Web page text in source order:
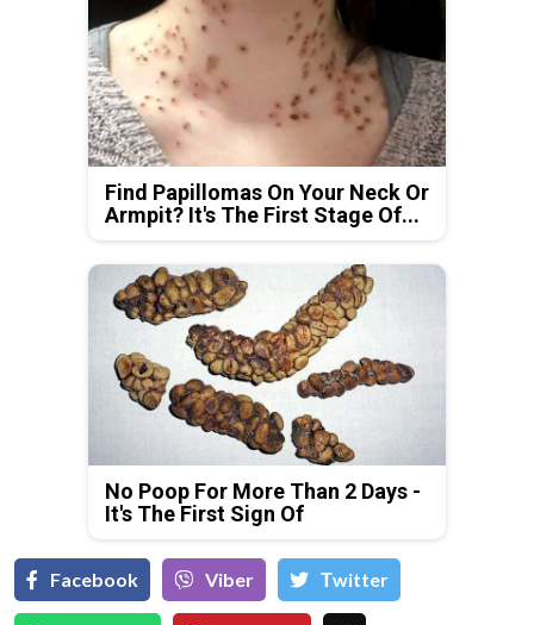
Find Papillomas On Your Neck Or
Armpit? It's The First Stage Of...
No Poop For More Than 2 Days -
It's The First Sign Of
Facebook Viber Тwitter